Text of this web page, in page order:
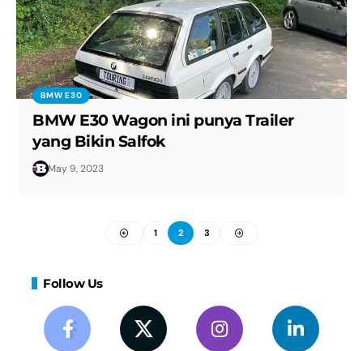
BMW E30
BMW E30 Wagon ini punya Trailer
yang Bikin Salfok
May 9, 2023
1 2 3
Follow Us